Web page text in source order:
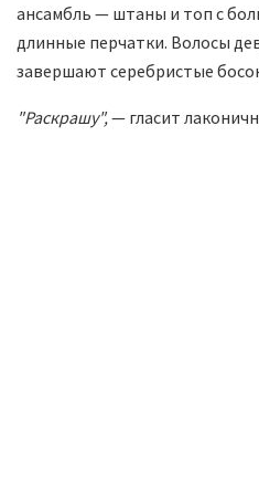
ансамбль — штаны и топ с
длинные перчатки. Волосы
завершают серебристые
"Раскрашу",— гласит